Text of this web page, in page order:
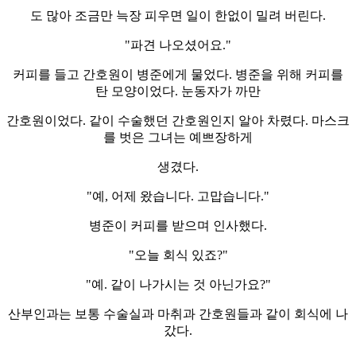
도 많아 조금만 늑장 피우면 일이 한없이 밀려 버린다.
"파견 나오셨어요."
커피를 들고 간호원이 병준에게 물었다. 병준을 위해 커피를
탄 모양이었다. 눈동자가 까만
간호원이었다. 같이 수술했던 간호원인지 알아 차렸다. 마스크
를 벗은 그녀는 예쁘장하게
생겼다.
"예, 어제 왔습니다. 고맙습니다."
병준이 커피를 받으며 인사했다.
"오늘 회식 있죠?"
"예. 같이 나가시는 것 아닌가요?"
산부인과는 보통 수술실과 마취과 간호원들과 같이 회식에 나
갔다.